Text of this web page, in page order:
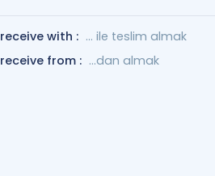
receive with : ... ile teslim almak
receive from : ...dan almak